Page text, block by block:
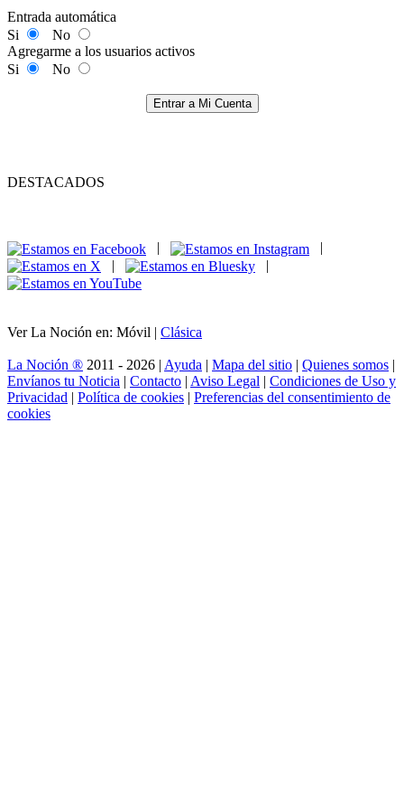
Entrada automática
Si
No
Agregarme a los usuarios activos
Si
No
Entrar a Mi Cuenta
DESTACADOS
|
|
Ver La Noción en: Móvil | Clásica
La Noción ® 2011 - 2026 | Ayuda | Mapa del sitio | Quienes somos |
Envíanos tu Noticia | Contacto | Aviso Legal | Condiciones de Uso y
Privacidad | Política de cookies | Preferencias del consentimiento de
cookies